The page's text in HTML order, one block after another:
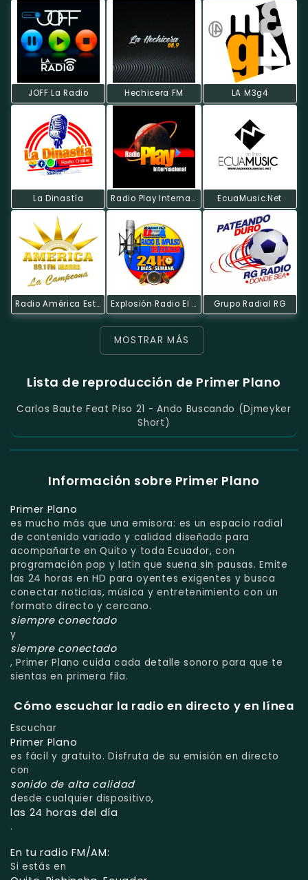
JOFF La Radio Hechicera FM LA M3g4
La Dinastía Radio Play Internacional EcuaMusic.Net
Radio América Estereo Explosión Radio El Impulso Del Ecuador Grupo Radial RG
MOSTRAR MÁS
Lista de reproducción de Primer Plano
Carlos Baute Feat Piso 21 - Ando Buscando (djmeyker
Short)
Información sobre Primer Plano
Primer Plano
es mucho más que una emisora: es un espacio radial
de contenido variado y calidad diseñado para
acompañarte en Quito y toda Ecuador, con
programación pop y latin que suena sin pausas. Emite
las 24 horas en HD para oyentes exigentes y busca
conectar noticias, música y entretenimiento con un
formato directo y cercano.
siempre conectado
y
siempre conectado
, Primer Plano cuida cada detalle sonoro para que te
sientas en primera fila.
Cómo escuchar la radio en directo y en línea
Escuchar
Primer Plano
es fácil y gratuito. Disfruta de su emisión en directo
con
sonido de alta calidad
desde cualquier dispositivo,
las 24 horas del día
.
En tu radio FM/AM:
Si estás en